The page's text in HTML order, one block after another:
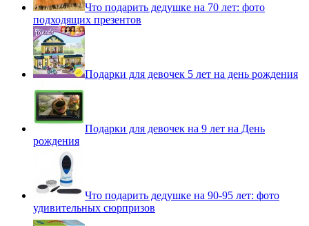
Что подарить дедушке на 70 лет: фото
подходящих презентов
Подарки для девочек 5 лет на день рождения
Подарки для девочек на 9 лет на День
рождения
Что подарить дедушке на 90-95 лет: фото
удивительных сюрпризов